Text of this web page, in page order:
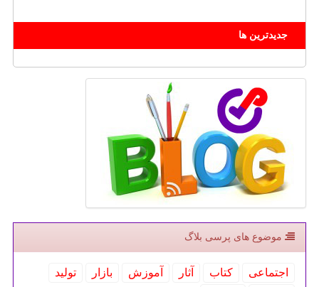
جدیدترین ها
موضوع های پرسی بلاگ
اجتماعی كتاب آثار آموزش بازار تولید